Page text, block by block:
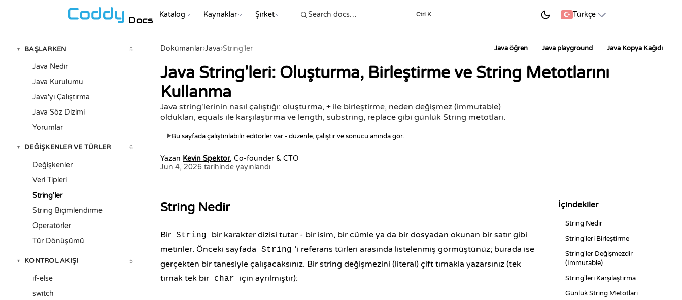
Docs Katalog Kaynaklar Şirket Ctrl K Türkçe
▾ BAŞLARKEN 5
Java Nedir
Java Kurulumu
Java'yı Çalıştırma
Java Söz Dizimi
Yorumlar
▾ DEĞIŞKENLER VE TÜRLER 6
Değişkenler
Veri Tipleri
String'ler
String Biçimlendirme
Operatörler
Tür Dönüşümü
▾ KONTROL AKIŞI 5
if-else
switch
Dokümanlar›Java›String'ler Java öğren Java playground Java Kopya Kağıdı
Java String'leri: Oluşturma, Birleştirme ve String Metotlarını
Kullanma
Java string'lerinin nasıl çalıştığı: oluşturma, + ile birleştirme, neden değişmez (immutable)
oldukları, equals ile karşılaştırma ve length, substring, replace gibi günlük String metotları.
▶Bu sayfada çalıştırılabilir editörler var - düzenle, çalıştır ve sonucu anında gör.
Yazan Kevin Spektor, Co-founder & CTO
Jun 4, 2026 tarihinde yayınlandı
String Nedir
Bir String
bir karakter dizisi tutar - bir isim, bir cümle ya da bir dosyadan okunan bir satır gibi
metinler. Önceki sayfada
String 'i referans türleri arasında listelenmiş görmüştünüz; burada ise
gerçekten bir tanesiyle çalışacaksınız. Bir string değişmezini (literal) çift tırnakla yazarsınız (tek
tırnak tek bir
char için ayrılmıştır):
İçindekiler
String Nedir
String'leri Birleştirme
String'ler Değişmezdir
(Immutable)
String'leri Karşılaştırma
Günlük String Metotları